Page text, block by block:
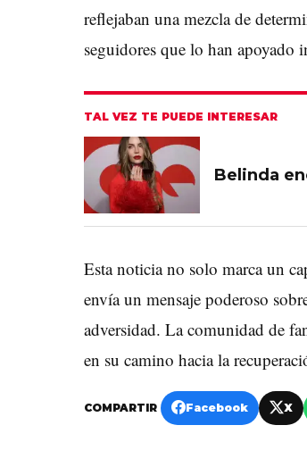
reflejaban una mezcla de
seguidores que lo han apoyado
TAL VEZ TE PUEDE INTERESAR
Belinda
Esta noticia no solo marca un
envía un mensaje poderoso
adversidad. La comunidad de
en su camino hacia la
COMPARTIR Facebook X